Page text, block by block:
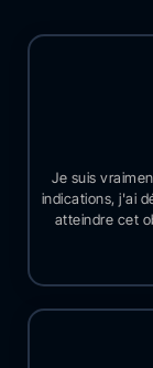
Je suis
indications, j'ai
atteindre cet